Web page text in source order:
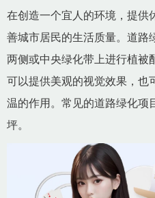
在创造一个宜人的环境，提供
善城市居民的生活质量。道路
两侧或中央绿化带上进行植被
可以提供美观的视觉效果，也
温的作用。常见的道路绿化项
坪。